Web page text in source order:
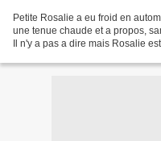
Petite Rosalie a eu froid en
une tenue chaude et a propos,
Il n'y a pas a dire mais Rosalie